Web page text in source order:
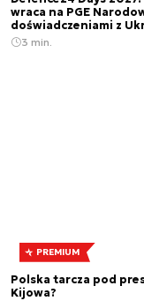
wraca na PGE
doświadczeniami z
3 min.
PREMIUM
Polska tarcza pod
Kijowa?